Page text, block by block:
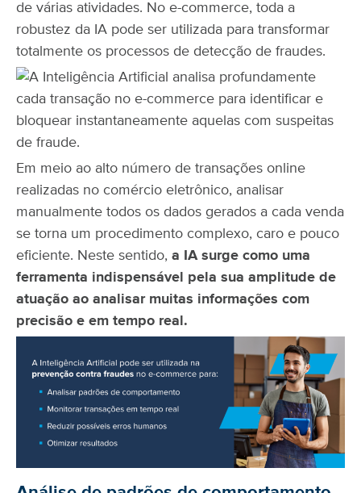
de várias atividades. No e-commerce, toda a
robustez da IA pode ser utilizada para transformar
totalmente os processos de detecção de fraudes.
Em meio ao alto número de transações online
realizadas no comércio eletrônico, analisar
manualmente todos os dados gerados a cada venda
se torna um procedimento complexo, caro e pouco
eficiente. Neste sentido, a IA surge como uma
ferramenta indispensável pela sua amplitude de
atuação ao analisar muitas informações com
precisão e em tempo real.